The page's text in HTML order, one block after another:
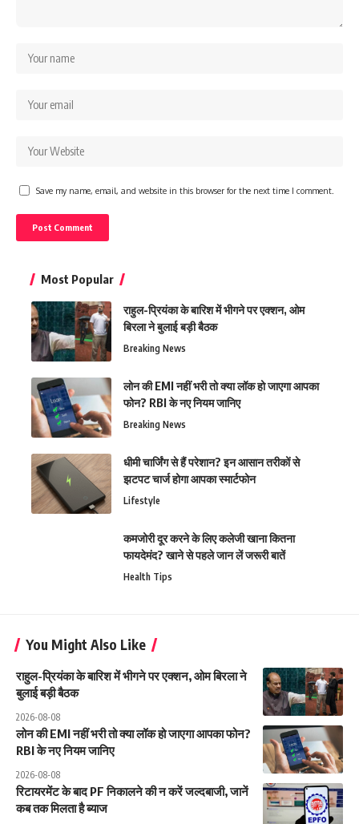
Save my name, email, and website in this browser for the next time I comment.
Most Popular
राहुल-प्रियंका के बारिश में भीगने पर एक्शन, ओम
बिरला ने बुलाई बड़ी बैठक
Breaking News
लोन की EMI नहीं भरी तो क्या लॉक हो जाएगा आपका
फोन? RBI के नए नियम जानिए
Breaking News
धीमी चार्जिंग से हैं परेशान? इन आसान तरीकों से
झटपट चार्ज होगा आपका स्मार्टफोन
Lifestyle
कमजोरी दूर करने के लिए कलेजी खाना कितना
फायदेमंद? खाने से पहले जान लें जरूरी बातें
Health Tips
You Might Also Like
राहुल-प्रियंका के बारिश में भीगने पर एक्शन, ओम बिरला ने
बुलाई बड़ी बैठक
2026-08-08
लोन की EMI नहीं भरी तो क्या लॉक हो जाएगा आपका फोन?
RBI के नए नियम जानिए
2026-08-08
रिटायरमेंट के बाद PF निकालने की न करें जल्दबाजी, जानें
कब तक मिलता है ब्याज